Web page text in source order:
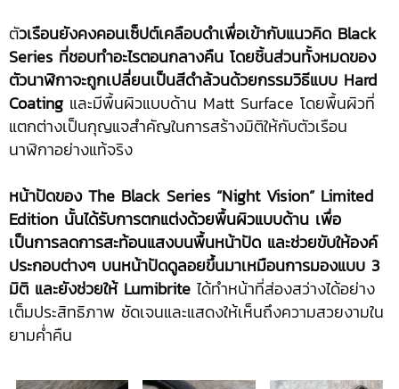
ตัวเรือนยังคงคอนเซ็ปต์เคลือบดำเพื่อเข้ากับแนวคิด Black
Series ที่ชอบทำอะไรตอนกลางคืน โดยชิ้นส่วนทั้งหมดของ
ตัวนาฬิกาจะถูกเปลี่ยนเป็นสีดำล้วนด้วยกรรมวิธีแบบ Hard
Coating และมีพื้นผิวแบบด้าน Matt Surface โดยพื้นผิวที่
แตกต่างเป็นกุญแจสำคัญในการสร้างมิติให้กับตัวเรือน
นาฬิกาอย่างแท้จริง
หน้าปัดของ The Black Series “Night Vision” Limited
Edition นั้นได้รับการตกแต่งด้วยพื้นผิวแบบด้าน เพื่อ
เป็นการลดการสะท้อนแสงบนพื้นหน้าปัด และช่วยขับให้องค์
ประกอบต่างๆ บนหน้าปัดดูลอยขึ้นมาเหมือนการมองแบบ 3
มิติ และยังช่วยให้ Lumibrite ได้ทำหน้าที่ส่องสว่างได้อย่าง
เต็มประสิทธิภาพ ชัดเจนและแสดงให้เห็นถึงความสวยงามใน
ยามค่ำคืน